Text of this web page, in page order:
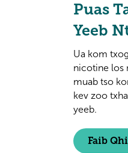
Puas
Yeeb
Ua kom
nicotine los
muab tso
kev zoo
yeeb.
Faib